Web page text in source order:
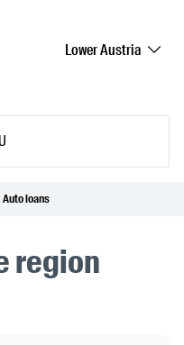
Lower Austria
Auto loans
region